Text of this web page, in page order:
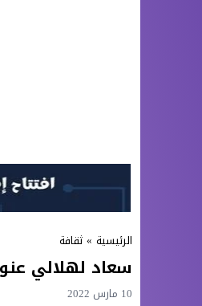
الرئيسية » ثقافة
سعاد لهلالي
10 مارس 2022